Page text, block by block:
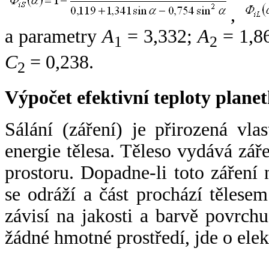
,
a parametryA1 = 3,332;A2 =
C2 = 0,238.
Výpočet efektivní teploty
Sálání (záření) je přirozená
energie tělesa. Těleso vydává
prostoru. Dopadne-li toto záření
se odráží a část prochází
závisí na jakosti a barvě
žádné hmotné prostředí, jde o